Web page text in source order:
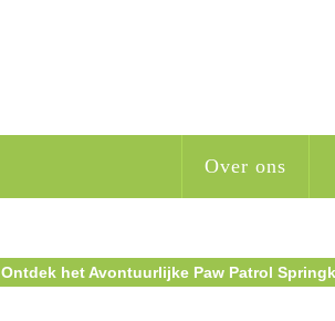
Over ons
Ontdek het Avontuurlijke Paw Patrol